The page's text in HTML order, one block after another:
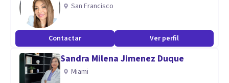
San Francisco
Contactar Ver perfil
Sandra Milena Jimenez Duque
Miami